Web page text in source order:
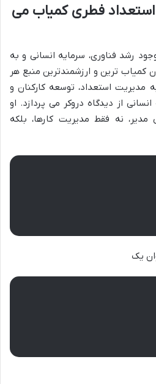
فطری کمیاب می
رشد فناوری، سرمایه انسانی و به
کمیاب ترین و ارزشمندترین منبع هر
استعداد، توسعه کارکنان و
از دیدگاه دروکر می پردازد. او
نه فقط مدیریت کارها، بلکه
یک